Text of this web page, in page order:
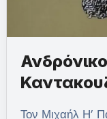
Τον Μιχαήλ Η’ Παλαιολόγο διαδέχτηκε ο γιος του